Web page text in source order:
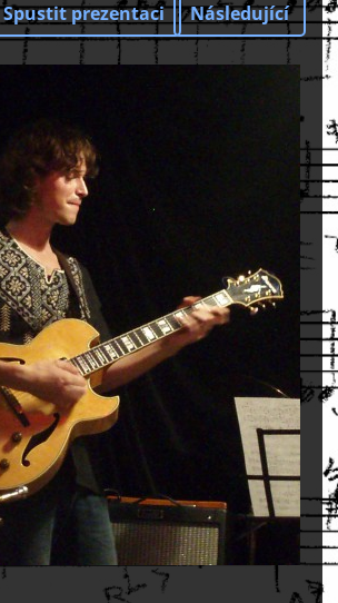
Spustit prezentaci Následující